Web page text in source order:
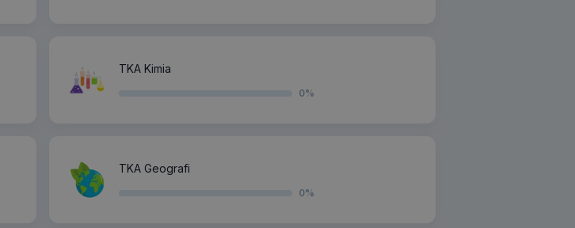
TKA Kimia
0%
TKA Geografi
0%